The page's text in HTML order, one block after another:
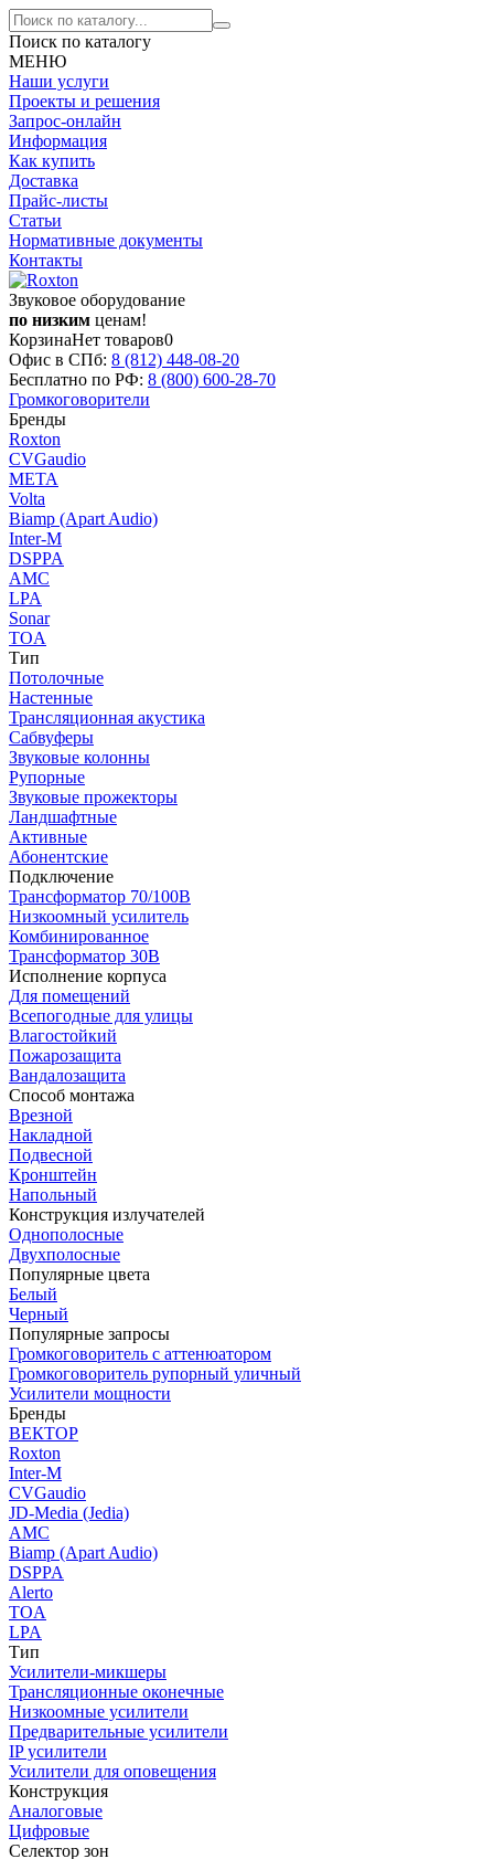
Поиск по каталогу
МЕНЮ
Наши услуги
Проекты и решения
Запрос-онлайн
Информация
Как купить
Доставка
Прайс-листы
Статьи
Нормативные документы
Контакты
Звуковое оборудование
по низким ценам!
КорзинаНет товаров0
Офис в СПб: 8 (812) 448-08-20
Бесплатно по РФ: 8 (800) 600-28-70
Громкоговорители
Бренды
Roxton
CVGaudio
МЕТА
Volta
Biamp (Apart Audio)
Inter-M
DSPPA
AMC
LPA
Sonar
TOA
Тип
Потолочные
Настенные
Трансляционная акустика
Сабвуферы
Звуковые колонны
Рупорные
Звуковые прожекторы
Ландшафтные
Активные
Абонентские
Подключение
Трансформатор 70/100В
Низкоомный усилитель
Комбинированное
Трансформатор 30В
Исполнение корпуса
Для помещений
Всепогодные для улицы
Влагостойкий
Пожарозащита
Вандалозащита
Способ монтажа
Врезной
Накладной
Подвесной
Кронштейн
Напольный
Конструкция излучателей
Однополосные
Двухполосные
Популярные цвета
Белый
Черный
Популярные запросы
Громкоговоритель с аттенюатором
Громкоговоритель рупорный уличный
Усилители мощности
Бренды
ВЕКТОР
Roxton
Inter-M
CVGaudio
JD-Media (Jedia)
AMC
Biamp (Apart Audio)
DSPPA
Alerto
TOA
LPA
Тип
Усилители-микшеры
Трансляционные оконечные
Низкоомные усилители
Предварительные усилители
IP усилители
Усилители для оповещения
Конструкция
Аналоговые
Цифровые
Селектор зон